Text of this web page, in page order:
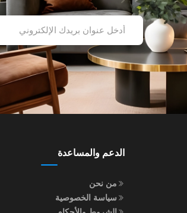
الدعم والمساعدة
من نحن
سياسة الخصوصية